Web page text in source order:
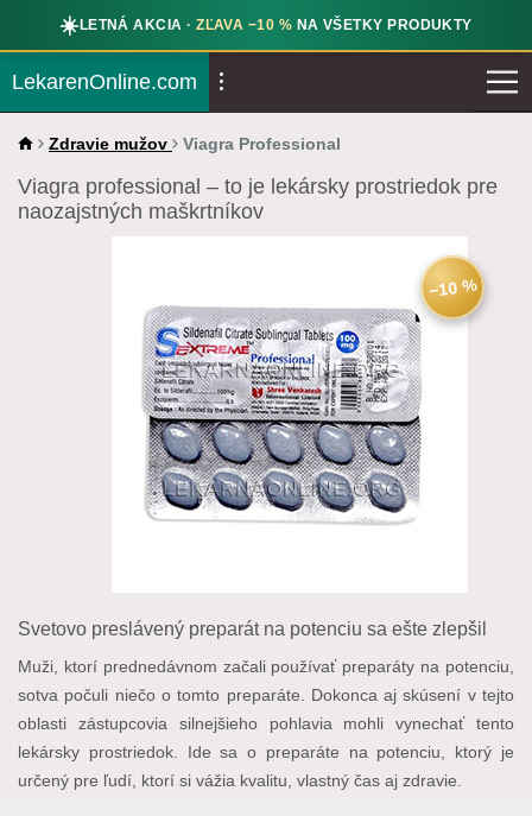
☀️LETNÁ AKCIA ·ZĽAVA −10 % NA VŠETKY PRODUKTY
LekarenOnline.com
Zdravie mužov Viagra Professional
Viagra professional – to je lekársky prostriedok pre
naozajstných maškrtníkov
−10 %
Svetovo preslávený preparát na potenciu sa ešte zlepšil
Muži, ktorí prednedávnom začali používať preparáty na potenciu,
sotva počuli niečo o tomto preparáte. Dokonca aj skúsení v tejto
oblasti zástupcovia silnejšieho pohlavia mohli vynechať tento
lekársky prostriedok. Ide sa o preparáte na potenciu, ktorý je
určený pre ľudí, ktorí si vážia kvalitu, vlastný čas aj zdravie.